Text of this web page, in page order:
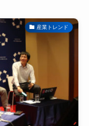
産業トレンド